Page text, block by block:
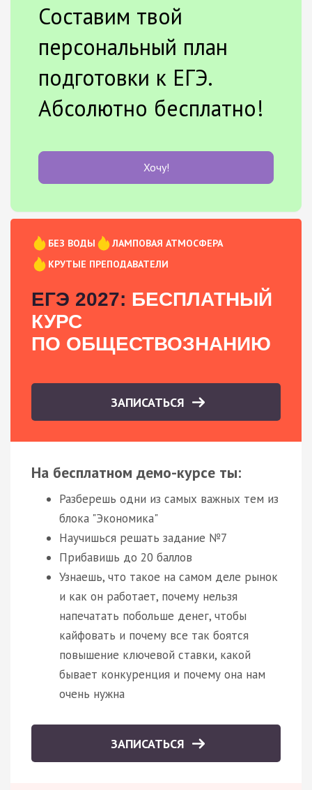
Составим твой
персональный план
подготовки к ЕГЭ.
Абсолютно бесплатно!
Хочу!
БЕЗ ВОДЫ
ЛАМПОВАЯ АТМОСФЕРА
КРУТЫЕ ПРЕПОДАВАТЕЛИ
ЕГЭ 2027: БЕСПЛАТНЫЙ
КУРС
ПО ОБЩЕСТВОЗНАНИЮ
ЗАПИСАТЬСЯ
На бесплатном демо-курсе ты:
Разберешь одни из самых важных тем из
блока "Экономика"
Научишься решать задание №7
Прибавишь до 20 баллов
Узнаешь, что такое на самом деле рынок
и как он работает, почему нельзя
напечатать побольше денег, чтобы
кайфовать и почему все так боятся
повышение ключевой ставки, какой
бывает конкуренция и почему она нам
очень нужна
ЗАПИСАТЬСЯ